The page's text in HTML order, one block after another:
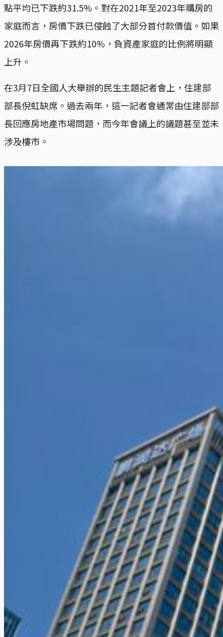
點平均已下跌約31.5%。對在2021年至2023年購房的
家庭而言，房價下跌已侵蝕了大部分首付款價值。如果
2026年房價再下跌約10%，負資產家庭的比例將明顯
上升。
在3月7日全國人大舉辦的民生主題記者會上，住建部
部長倪虹缺席。過去兩年，這一記者會通常由住建部部
長回應房地產市場問題，而今年會議上的議題甚至並未
涉及樓市。